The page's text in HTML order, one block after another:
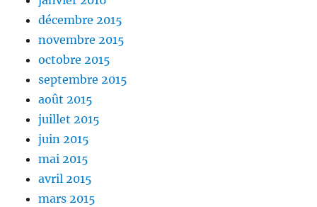
décembre 2015
novembre 2015
octobre 2015
septembre 2015
août 2015
juillet 2015
juin 2015
mai 2015
avril 2015
mars 2015